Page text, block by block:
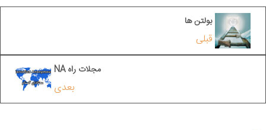
بولتن ها
قبلی
مجلات راه NA
بعدی